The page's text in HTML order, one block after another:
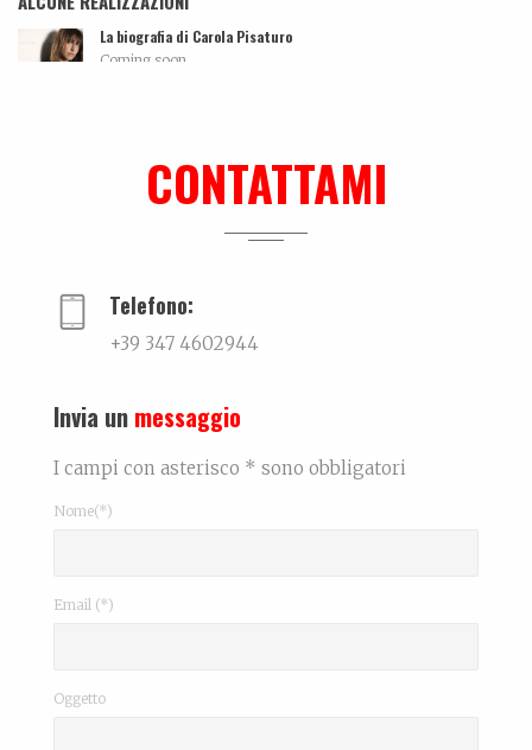
La biografia di Carola Pisaturo
Coming soon…...
Articolo tratto da Corriere di Rimini del 10 maggi...
CONTATTAMI
Telefono:
+39 347 4602944
Invia un messaggio
I campi con asterisco * sono obbligatori
Nome(*)
Email (*)
Oggetto